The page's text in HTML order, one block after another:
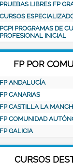
PRUEBAS LIBRES FP
CURSOS
PCPI PROGRAMAS DE
PROFESIONAL INICIAL
FP POR
FP ANDALUCÍA
FP CANARIAS
FP CASTILLA LA
FP COMUNIDAD
FP GALICIA
CURSOS